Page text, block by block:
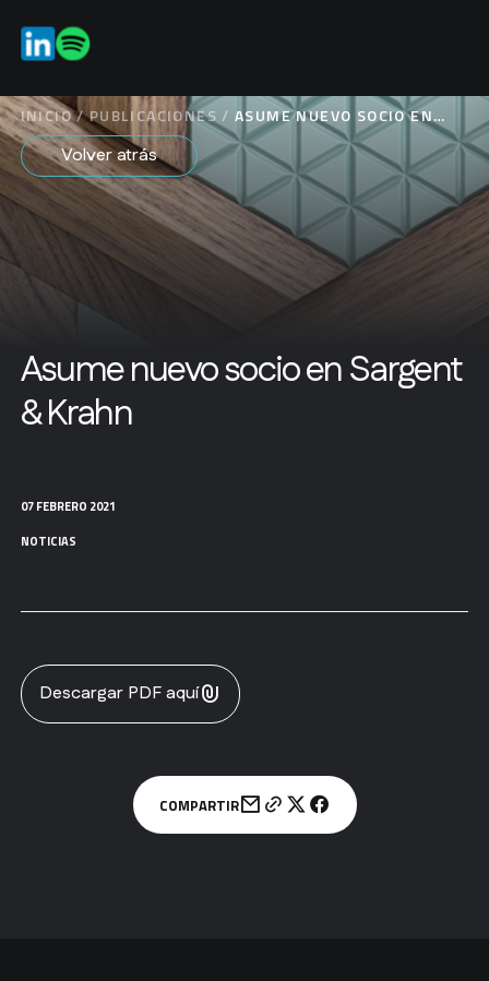
INICIO /PUBLICACIONES / ASUME NUEVO SOCIO EN
SARGENT & KRAHN
Volver atrás
Asume nuevo socio en Sargent
& Krahn
07 FEBRERO 2021
NOTICIAS
Descargar PDF aquí
COMPARTIR